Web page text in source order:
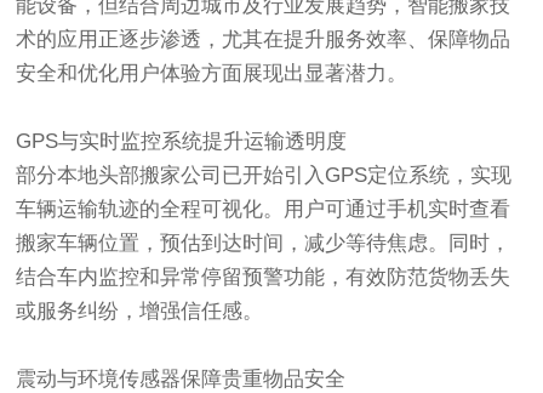
能设备，但结合周边城市及行业发展趋势，智能搬家技
术的应用正逐步渗透，尤其在提升服务效率、保障物品
安全和优化用户体验方面展现出显著潜力。
GPS与实时监控系统提升运输透明度‌
部分本地头部搬家公司已开始引入GPS定位系统，实现
车辆运输轨迹的全程可视化。用户可通过手机实时查看
搬家车辆位置，预估到达时间，减少等待焦虑。同时，
结合车内监控和异常停留预警功能，有效防范货物丢失
或服务纠纷，增强信任感。
震动与环境传感器保障贵重物品安全‌